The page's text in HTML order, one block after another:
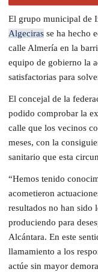
El grupo municipal de
Algeciras se ha hecho
calle Almería en la
equipo de gobierno la
satisfactorias para
El concejal de la
podido comprobar la
calle que los vecinos
meses, con la
sanitario que esta
“Hemos tenido
acometieron
resultados no han sido
produciendo para
Alcántara. En este
llamamiento a los
actúe sin mayor